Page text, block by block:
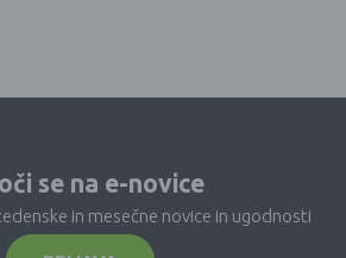
se na e-novice
in mesečne novice in ugodnosti